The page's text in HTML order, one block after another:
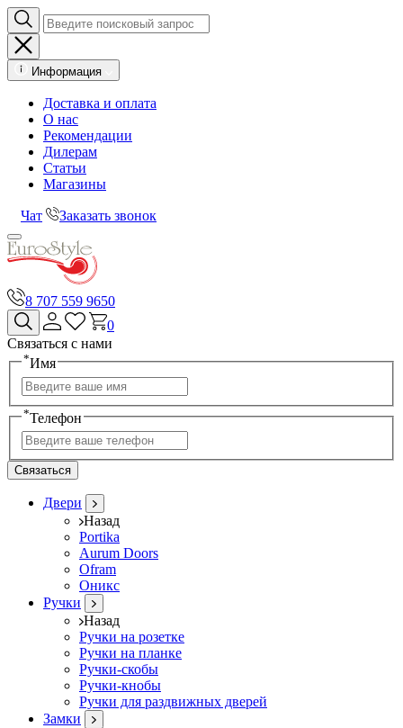
Информация
Доставка и оплата
О нас
Рекомендации
Дилерам
Статьи
Магазины
Чат Заказать звонок
8 707 559 9650
0
Связаться с нами
*Имя
*Телефон
Связаться
Двери
Назад
Portika
Aurum Doors
Ofram
Оникс
Ручки
Назад
Ручки на розетке
Ручки на планке
Ручки-скобы
Ручки-кнобы
Ручки для раздвижных дверей
Замки